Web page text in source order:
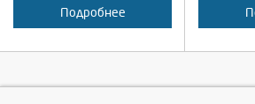
Подробнее